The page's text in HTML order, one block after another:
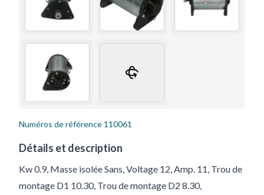
Numéros de référence 110061
Détails et description
Kw 0.9, Masse isolée Sans, Voltage 12, Amp. 11, Trou de
montage D1 10.30, Trou de montage D2 8.30,